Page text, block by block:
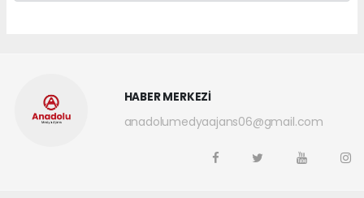
HABER MERKEZİ
anadolumedyaajans06@gmail.com